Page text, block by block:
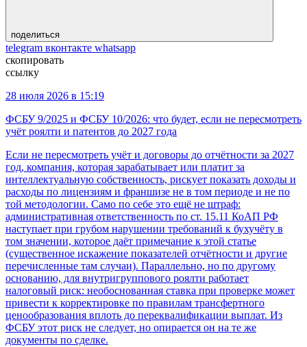
поделиться
telegram вконтакте whatsapp
скопировать
ссылку
28 июля 2026 в 15:19
ФСБУ 9/2025 и ФСБУ 10/2026: что будет, если не пересмотреть
учёт роялти и патентов до 2027 года
Если не пересмотреть учёт и договоры до отчётности за 2027
год, компания, которая зарабатывает или платит за
интеллектуальную собственность, рискует показать доходы и
расходы по лицензиям и франшизе не в том периоде и не по
той методологии. Само по себе это ещё не штраф:
административная ответственность по ст. 15.11 КоАП РФ
наступает при грубом нарушении требований к бухучёту в
том значении, которое даёт примечание к этой статье
(существенное искажение показателей отчётности и другие
перечисленные там случаи). Параллельно, но по другому
основанию, для внутригруппового роялти работает
налоговый риск: необоснованная ставка при проверке может
привести к корректировке по правилам трансфертного
ценообразования вплоть до переквалификации выплат. Из
ФСБУ этот риск не следует, но опирается он на те же
документы по сделке.